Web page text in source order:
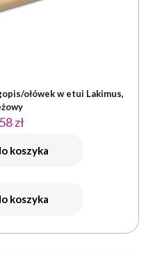
ołówek w etui Lakimus,
zł
koszyka
koszyka